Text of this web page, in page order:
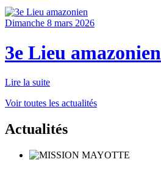
Dimanche 8 mars 2026
3e Lieu amazonien
Lire la suite
Voir toutes les actualités
Actualités